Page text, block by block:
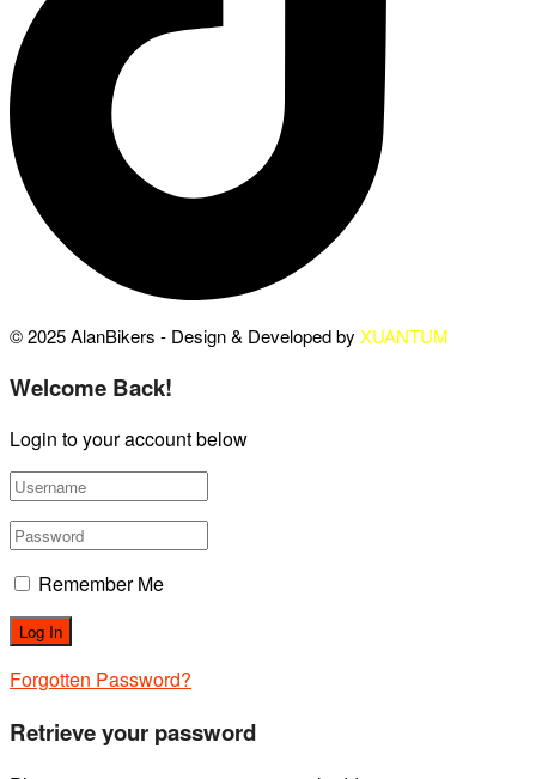
© 2025 AlanBikers - Design & Developed by XUANTUM
Welcome Back!
Login to your account below
Remember Me
Forgotten Password?
Retrieve your password